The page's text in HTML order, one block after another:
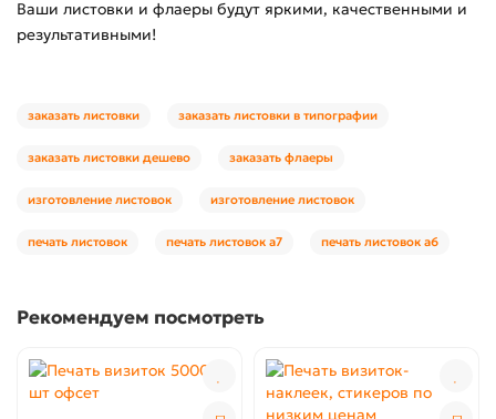
Ваши листовки и флаеры будут яркими, качественными и
результативными!
заказать листовки заказать листовки в типографии
заказать листовки дешево заказать флаеры
изготовление листовок изготовление листовок
печать листовок печать листовок а7 печать листовок а6
Рекомендуем посмотреть